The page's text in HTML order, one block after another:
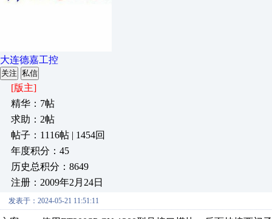
大连德嘉工控
关注 私信
[版主]
精华：7帖
求助：2帖
帖子：1116帖 | 1454回
年度积分：45
历史总积分：8649
注册：2009年2月24日
发表于：2024-05-21 11:51:11